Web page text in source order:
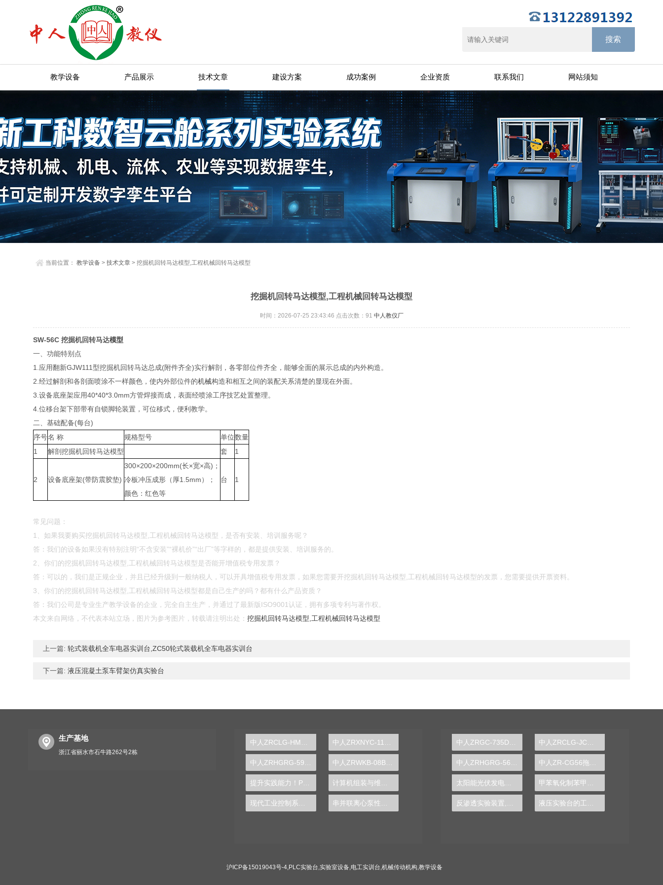
教学设备 产品展示 技术文章 建设方案 成功案例 企业资质 联系我们 网站须知
当前位置：教学设备 >技术文章 > 挖掘机回转马达模型,工程机械回转马达模型
挖掘机回转马达模型,工程机械回转马达模型
时间：2026-07-25 23:43:46 点击次数： 91 中人教仪厂
SW-56C挖掘机回转马达模型
一、功能特别点
1.应用翻新GJW111型挖掘机回转马达总成(附件齐全)实行解剖，各零部位件齐全，能够全面的展示总成的内外构造。
2.经过解剖和各剖面喷涂不一样颜色，使内外部位件的机械构造和相互之间的装配关系清楚的显现在外面。
3.设备底座架应用40*40*3.0mm方管焊接而成，表面经喷涂工序技艺处置整理。
4.位移台架下部带有自锁脚轮装置，可位移式，便利教学。
二、基础配备(每台)
序号名 称 规格型号 单位数量
1
解剖挖掘机回转马达模型 套 1
2 设备底座架(带防震胶垫)
300×200×200mm(长×宽×高)；
冷板冲压成形（厚1.5mm）；
颜色：红色等
台 1
常见问题：
1、如果我要购买挖掘机回转马达模型,工程机械回转马达模型，是否有安装、培训服务呢？
答：我们的设备如果没有特别注明“不含安装”“裸机价”“出厂”等字样的，都是提供安装、培训服务的。
2、你们的挖掘机回转马达模型,工程机械回转马达模型是否能开增值税专用发票？
答：可以的，我们是正规企业，并且已经升级到一般纳税人，可以开具增值税专用发票，如果您需要开挖掘机回转马达模型,工程机械回转马达模型的发票，您需要提供开票资料。
3、你们的挖掘机回转马达模型,工程机械回转马达模型都是自己生产的吗？都有什么产品资质？
答：我们公司是专业生产教学设备的企业，完全自主生产，并通过了最新版ISO9001认证，拥有多项专利与著作权。
本文来自网络，不代表本站立场，图片为参考图片，转载请注明出处：挖掘机回转马达模型,工程机械回转马达模型
上一篇: 轮式装载机全车电器实训台,ZC50轮式装载机全车电器实训台
下一篇: 液压混凝土泵车臂架仿真实验台
生产基地
浙江省丽水市石牛路262号2栋
提升实践能力！PLC实验台带你进入智能控制新领域 太阳能光伏发电系统实验实训装置,光伏发电系统实验装置-中人
沪ICP备15019043号-4,PLC实验台,实验室设备,电工实训台,机械传动机构,教学设备